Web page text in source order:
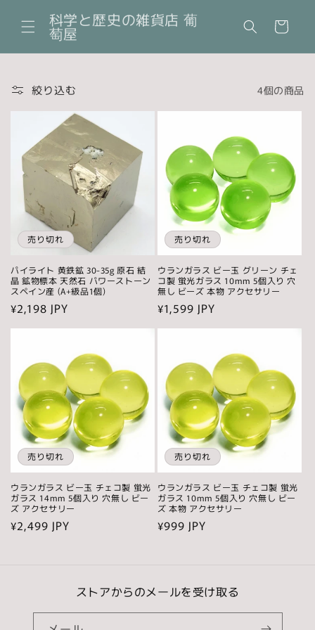
ンツに
進む
科学と歴史の雑貨店 葡
萄屋
ー
絞り込む 4個の商品
売り切れ
パイライト 黄鉄鉱 30-35g 原石 結
晶 鉱物標本 天然石 パワーストーン
スペイン産 (A+級品1個)
通
常
¥2,198 JPY
売り切れ
ウランガラス ビー玉 グリーン チェ
コ製 蛍光ガラス 10mm 5個入り 穴
無し ビーズ 本物 アクセサリー
通
常
¥1,599 JPY
売り切れ
ウランガラス ビー玉 チェコ製 蛍光
ガラス 14mm 5個入り 穴無し ビー
ズ アクセサリー
通
¥2,499 JPY
売り切れ
ウランガラス ビー玉 チェコ製 蛍光
ガラス 10mm 5個入り 穴無し ビー
ズ 本物 アクセサリー
通
¥999 JPY
ストアからのメールを受け取る